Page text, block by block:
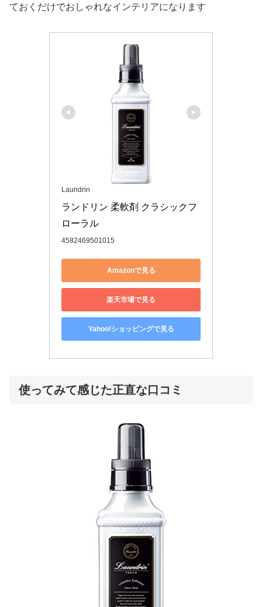
ておくだけでおしゃれなインテリアになります
Laundrin
ランドリン 柔軟剤 クラシックフ
ローラル
4582469501015
Amazonで見る
楽天市場で見る
Yahoo!ショッピングで見る
使ってみて感じた正直な口コミ